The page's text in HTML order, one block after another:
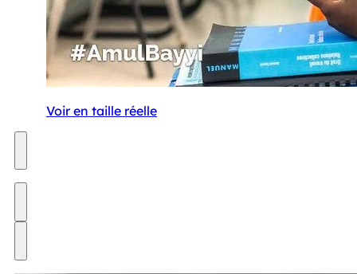
Voir en taille réelle